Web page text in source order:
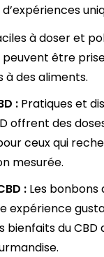
à doser et
peuvent être
à des aliments.
: Pratiques et
offrent des
ceux qui
mesurée.
: Les bonbons
expérience
bienfaits du CBD